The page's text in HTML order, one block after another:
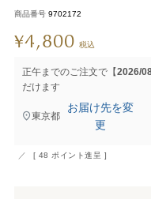
商品番号 9702172
¥4,800 税込
正午までのご注文で【2026/
だけます
東京都
お届け先を変
更
[ 48 ポイント進呈 ]